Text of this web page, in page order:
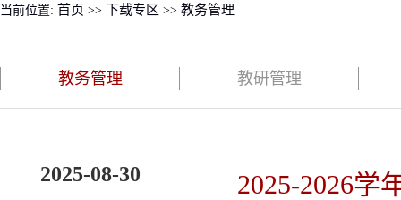
当前位置: 首页 >> 下载专区 >> 教务管理
教务管理 教研管理
2025-08-30 2025-2026学